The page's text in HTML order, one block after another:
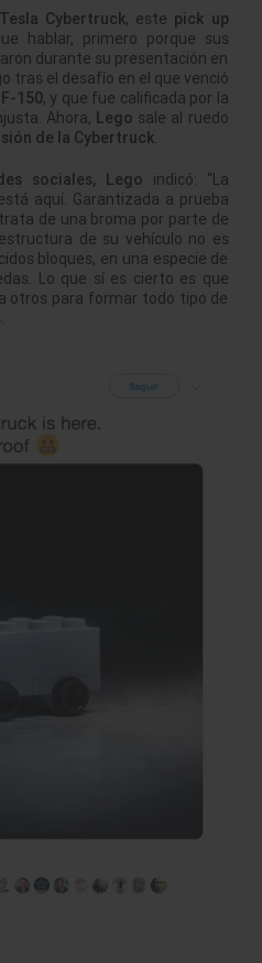
Tesla Cybertruck, este pick up
hablar, primero porque sus
durante su presentación en
tras el desafío en el que venció
150, y que fue calificada por la
Ahora, Lego sale al ruedo
de la Cybertruck.
sociales, Lego indicó: “La
aquí. Garantizada a prueba
de una broma por parte de
de su vehículo no es
bloques, en una especie de
Lo que sí es cierto es que
otros para formar todo tipo de